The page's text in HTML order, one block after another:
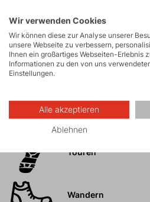
Einfaches Aufhängen des
Gürtelschlaufe an der Taille
Ideal zum Wandern und für
Aktivitäten
Touren
Wandern
Wir verwenden Cookies
Wir können diese zur Analyse unserer
unsere Webseite zu verbessern,
Ihnen ein großartiges Webseiten-Erlebnis
Informationen zu den von uns
Einstellungen.
Alle akzeptieren
Ablehnen